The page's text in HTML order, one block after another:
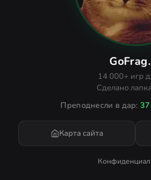
14 000+ игр
Сделано
Преподнесли в дар:
Карта сайта